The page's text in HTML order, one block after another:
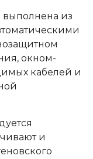
из
окном-
кабелей и
и